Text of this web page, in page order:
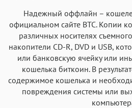
Надежный оффлайн –
официальном сайте BTC. Копии
различных носителях
накопители CD-R, DVD и USB,
или банковскую ячейку или
кошелька биткоин. В
содержимое кошелька и
повреждения системы или